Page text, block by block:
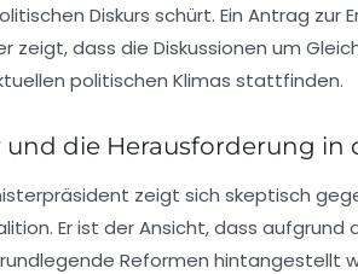
Diskurs schürt. Ein Antrag zur
zeigt, dass die Diskussionen um
politischen Klimas stattfinden.
und die Herausforderung in
zeigt sich skeptisch
. Er ist der Ansicht, dass
Reformen hintangestellt